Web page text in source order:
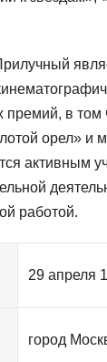
премий, в том
орел» и
активным
работой.
29 апреля
город